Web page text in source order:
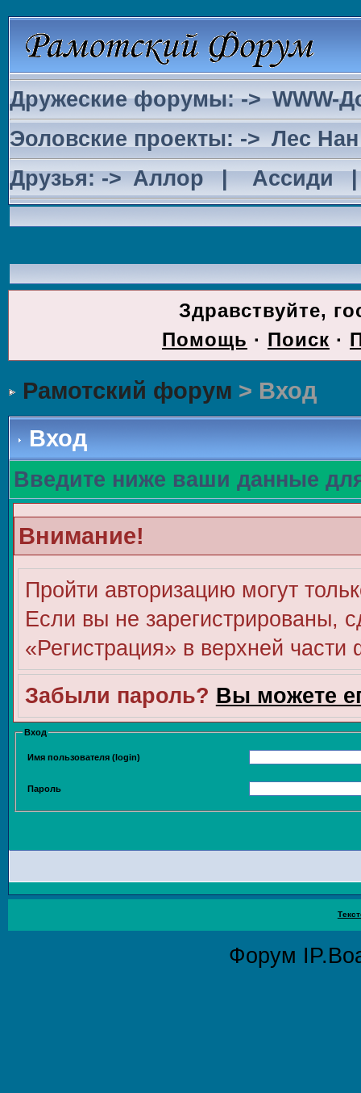
Дружеские форумы: -> WWW-
Эоловские проекты: -> Лес
Друзья: -> Аллор | Ассиди
Здравствуйте,
Помощь · Поиск ·
Рамотский форум > Вход
Вход
Введите ниже ваши данные
Внимание!
Пройти авторизацию могут
Если вы не зарегистрированы,
«Регистрация» в верхней
Забыли пароль? Вы можете
Вход
Имя пользователя (login)
Пароль
Форум